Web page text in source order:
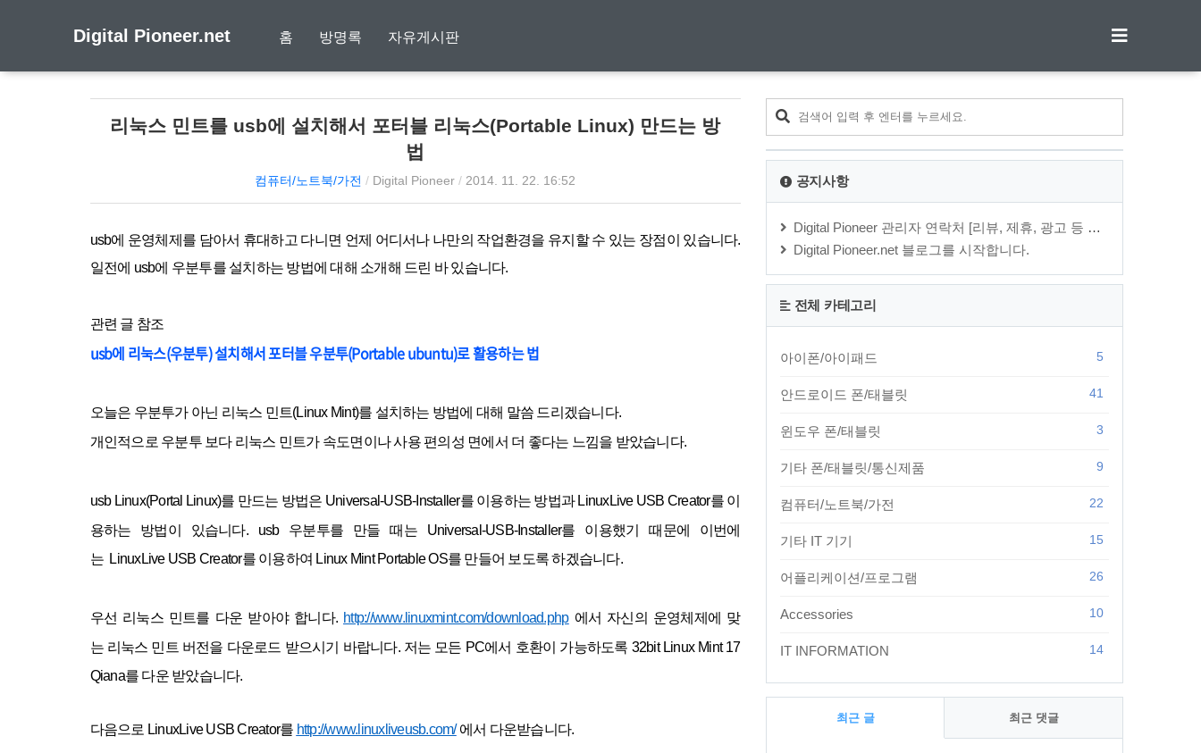
Digital Pioneer.net 홈 방명록 자유게시판
리눅스 민트를 usb에 설치해서 포터블 리눅스(Portable Linux) 만드는 방
법
컴퓨터/노트북/가전 / Digital Pioneer / 2014. 11. 22. 16:52
usb에 운영체제를 담아서 휴대하고 다니면 언제 어디서나 나만의 작업환경을 유지할 수 있는 장점이 있습니다.
일전에 usb에 우분투를 설치하는 방법에 대해 소개해 드린 바 있습니다.
관련 글 참조
usb에 리눅스(우분투) 설치해서 포터블 우분투(Portable ubuntu)로 활용하는 법
오늘은 우분투가 아닌 리눅스 민트(Linux Mint)를 설치하는 방법에 대해 말씀 드리겠습니다.
개인적으로 우분투 보다 리눅스 민트가 속도면이나사용 편의성 면에서 더 좋다는 느낌을 받았습니다.
usb Linux(Portal Linux)를 만드는 방법은 Universal-USB-Installer를 이용하는 방법과 LinuxLive USB Creator를 이
용하는 방법이 있습니다. usb
우분투를 만들 때는 Universal-USB-Installer를 이용했기 때문에 이번에
는 LinuxLive USB Creator를 이용하여 Linux Mint Portable OS를 만들어 보도록 하겠습니다.
우선 리눅스 민트를 다운 받아야 합니다. http://www.linuxmint.com/download.php에서 자신의 운영체제에
맞
는 리눅스 민트 버전을 다운로드 받으시기 바랍니다. 저는 모든 PC에서 호환이 가능하도록 32bit Linux Mint 17
Qiana를 다운 받았습니다.
다음으로 LinuxLive USB Creator를 http://www.linuxliveusb.com/에서 다운받습니다.
공지사항
Digital Pioneer 관리자 연락처 [리뷰, 제휴, 광고 등 문의⋯
Digital Pioneer.net 블로그를 시작합니다.
전체 카테고리
아이폰/아이패드 5
안드로이드 폰/태블릿 41
윈도우 폰/태블릿 3
기타 폰/태블릿/통신제품 9
컴퓨터/노트북/가전 22
기타 IT 기기 15
어플리케이션/프로그램 26
Accessories 10
IT INFORMATION 14
최근 글 최근 댓글